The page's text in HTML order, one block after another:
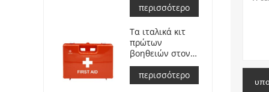
Συναντώ
Μιζούρι ΣΑ
č.143/2009
περισσότερο
Τα ιταλικά κιτ
πρώτων
βοηθειών στον
χώρο εργασίας
πληρούν το DM
388 del
περισσότερο